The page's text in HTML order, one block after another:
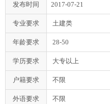
发布时间 2017-07-21
专业要求 土建类
年龄要求 28-50
学历要求 大专以上
户籍要求 不限
外语要求 不限